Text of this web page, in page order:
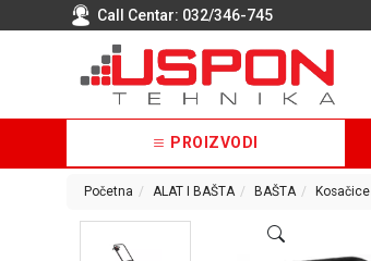
Call Centar: 032/346-745
PROIZVODI
Početna ALAT I BAŠTA BAŠTA Kosačice